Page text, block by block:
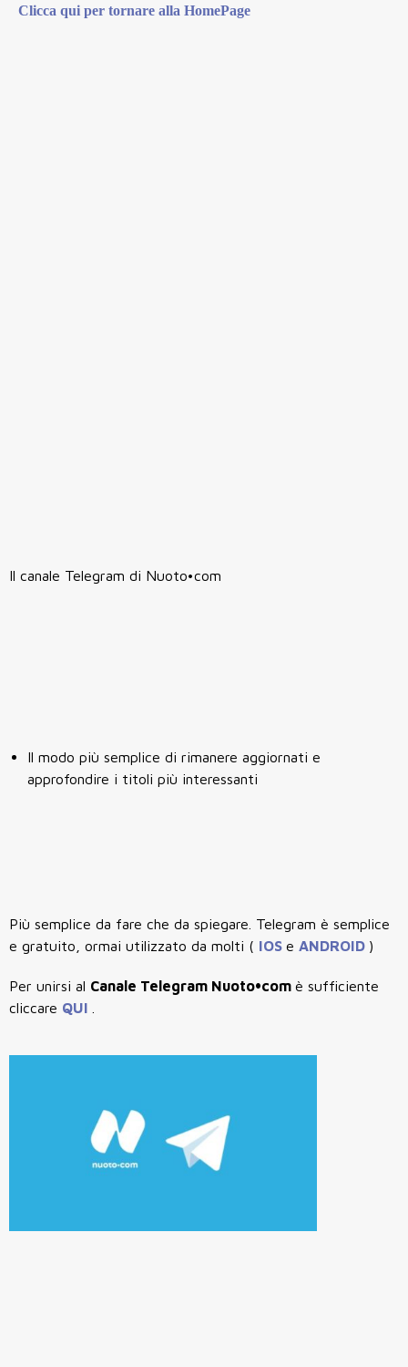
Il canale Telegram di Nuoto•com
Il modo più semplice di rimanere aggiornati e
approfondire i titoli più interessanti
Più semplice da fare che da spiegare. Telegram è semplice
e gratuito, ormai utilizzato da molti ( IOS e ANDROID )
Per unirsi al Canale Telegram Nuoto•com è sufficiente
cliccare QUI